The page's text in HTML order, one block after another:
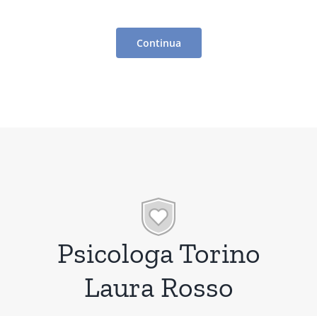
Continua
Psicologa Torino
Laura Rosso